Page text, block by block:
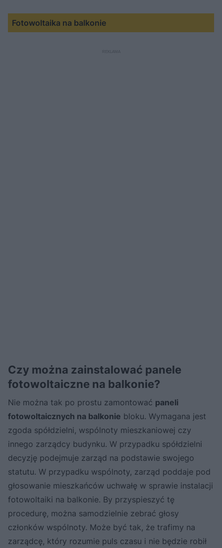
Fotowoltaika na balkonie
Czy można zainstalować panele
fotowoltaiczne na balkonie?
Nie można tak po prostu zamontować paneli
fotowoltaicznych na balkonie bloku. Wymagana jest
zgoda spółdzielni, wspólnoty mieszkaniowej czy
innego zarządcy budynku. W przypadku spółdzielni
decyzję podejmuje zarząd na podstawie swojego
statutu. W przypadku wspólnoty, zarząd poddaje pod
głosowanie mieszkańców uchwałę w sprawie instalacji
fotowoltaiki na balkonie. By przyspieszyć tę
procedurę, można samodzielnie zebrać głosy
członków wspólnoty. Może być tak, że trafimy na
zarządcę, który rozumie puls czasu i nie będzie robił